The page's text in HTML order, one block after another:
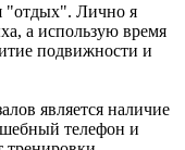
"отдых". Лично я
а использую время
подвижности и
является наличие
телефон и